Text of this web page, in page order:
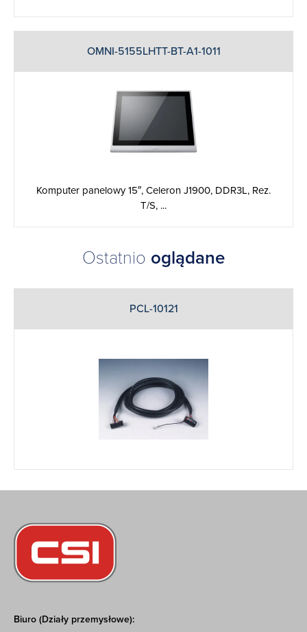
OMNI-5155LHTT-BT-A1-1011
Komputer panelowy 15″, Celeron J1900, DDR3L, Rez.
T/S, ...
Ostatnio oglądane
PCL-10121
Biuro (Działy przemysłowe):